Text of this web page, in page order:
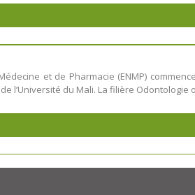
et de Pharmacie (ENMP)
l’Université du Mali. La filière